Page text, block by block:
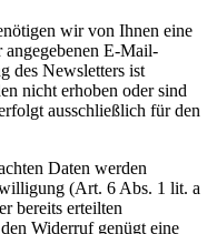
wir von Ihnen eine
E-Mail-
des Newsletters ist
nicht erhoben oder sind
ausschließlich für den
Daten werden
(Art. 6 Abs. 1 lit. a
bereits erteilten
Widerruf genügt eine